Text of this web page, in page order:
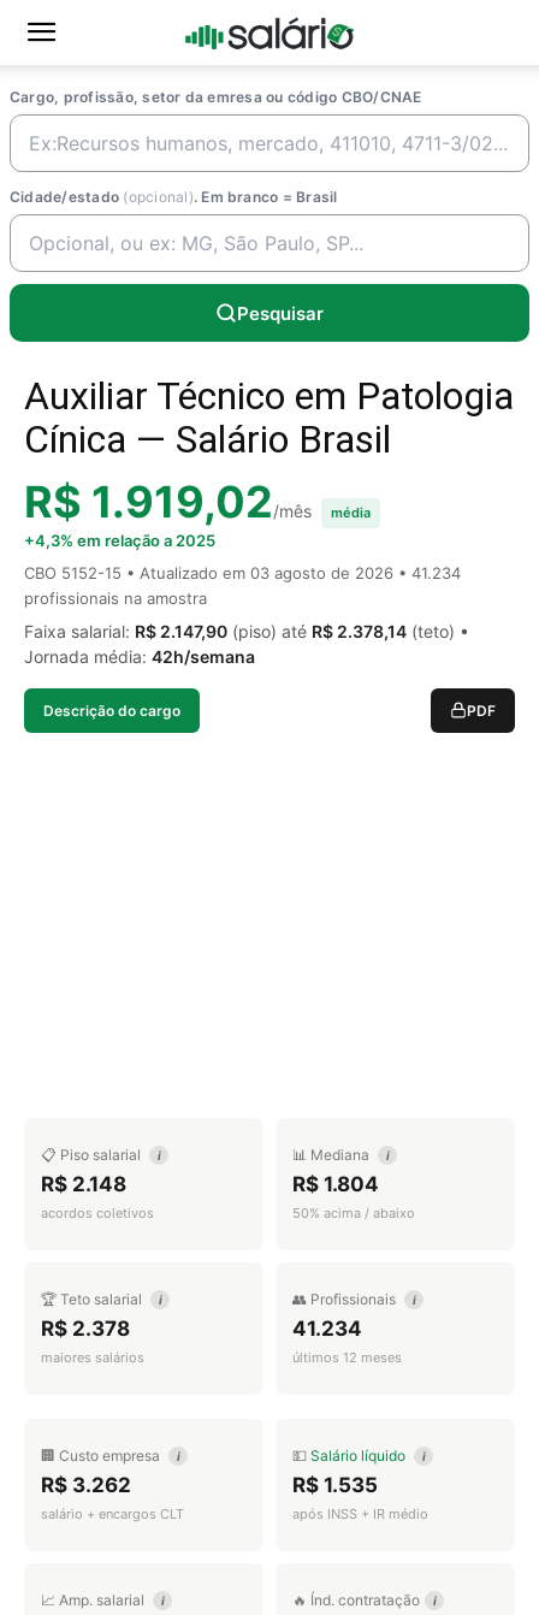
Cargo, profissão, setor da emresa ou código CBO/CNAE
Cidade/estado (opcional). Em branco = Brasil
Pesquisar
Auxiliar Técnico em Patologia
Cínica — Salário Brasil
R$ 1.919,02/mês média
+4,3% em relação a 2025
CBO 5152-15 • Atualizado em 03 agosto de 2026 • 41.234
profissionais na amostra
Faixa salarial: R$ 2.147,90 (piso) até R$ 2.378,14 (teto) •
Jornada média: 42h/semana
Descrição do cargo PDF
📋 Piso salarial i
R$ 2.148
acordos coletivos
📊 Mediana i
R$ 1.804
50% acima / abaixo
🏆 Teto salarial i
R$ 2.378
maiores salários
👥 Profissionais i
41.234
últimos 12 meses
🏢 Custo empresa i
R$ 3.262
salário + encargos CLT
💵 Salário líquido i
R$ 1.535
após INSS + IR médio
📈 Amp. salarial i 🔥 Índ. contratação i